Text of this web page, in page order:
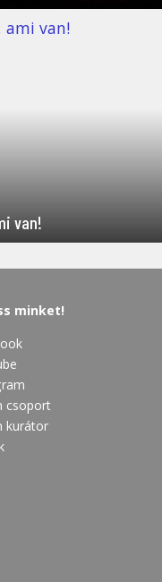
van!
minket!
csoport
kurátor